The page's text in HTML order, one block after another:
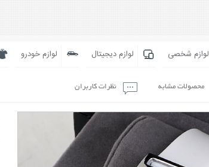
لوازم شخصی لوازم دیجیتال لوازم خودرو
محصولات مشابه نظرات کاربران